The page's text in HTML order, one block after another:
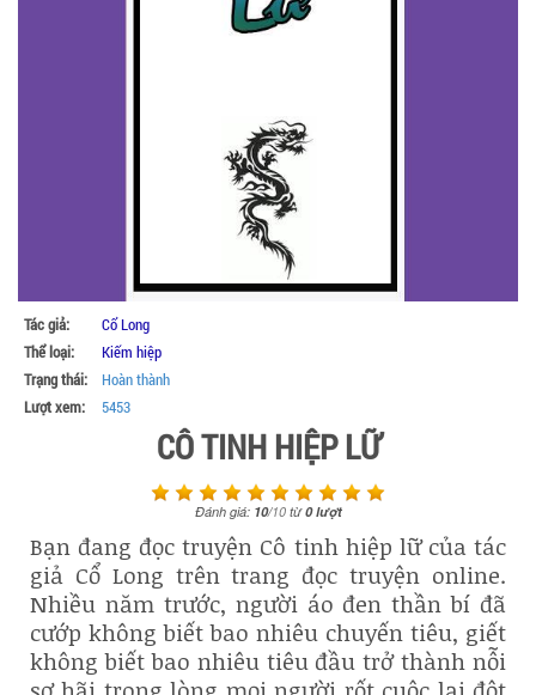
Tác giả:
Cổ Long
Thể loại:
Kiếm hiệp
Trạng thái:
Hoàn thành
Lượt xem:
5453
CÔ TINH HIỆP LỮ
Đánh giá: 10/10từ0lượt
Bạn đang đọc truyện Cô tinh hiệp lữ của tác
giả Cổ Long trên trang đọc truyện online.
Nhiều năm trước, người áo đen thần bí đã
cướp không biết bao nhiêu chuyến tiêu, giết
không biết bao nhiêu tiêu đầu trở thành nỗi